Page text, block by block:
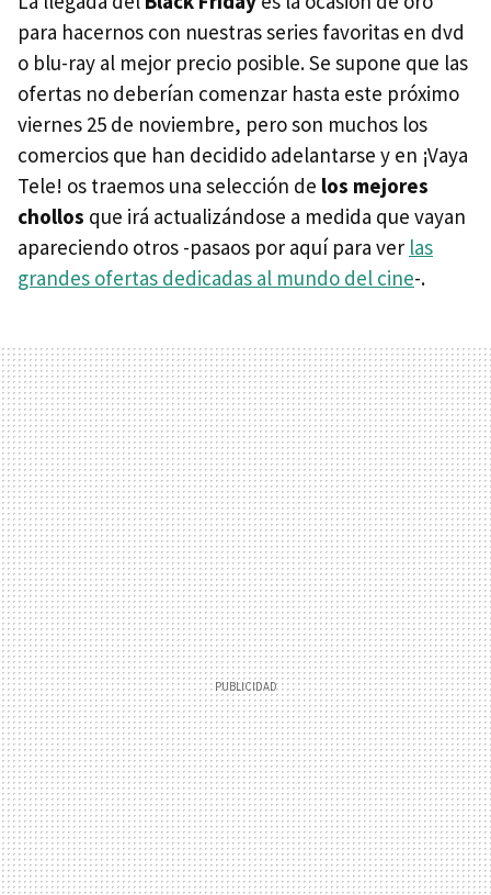
para hacernos con nuestras series favoritas en dvd
o blu-ray al mejor precio posible. Se supone que las
ofertas no deberían comenzar hasta este próximo
viernes 25 de noviembre, pero son muchos los
comercios que han decidido adelantarse y en ¡Vaya
Tele! os traemos una selección de los mejores
chollos que irá actualizándose a medida que vayan
apareciendo otros -pasaos por aquí para ver las
grandes ofertas dedicadas al mundo del cine-.